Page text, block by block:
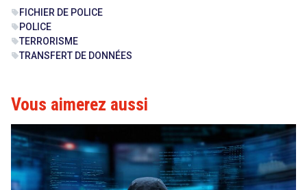
sell FICHIER DE POLICE
sell POLICE
sellTERRORISME
sellTRANSFERT DE DONNÉES
Vous aimerez aussi